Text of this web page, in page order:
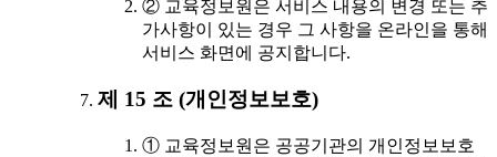
② 교육정보원은 서비스 내용의 변경 또는 추
가사항이 있는 경우 그 사항을 온라인을 통해
서비스 화면에 공지합니다.
제 15 조 (개인정보보호)
① 교육정보원은 공공기관의 개인정보보호